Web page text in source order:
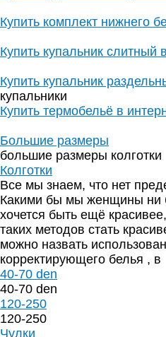
Купить комплект нижнего
Купить купальник слитный
Купить купальник
купальники
Купить термобельё в
Большие размеры
большие размеры колготки
Колготки
Все мы знаем, что нет
Какими бы мы женщины ни
хочется быть ещё
таких методов стать
можно назвать
корректирующего белья , в
40-70 den
40-70 den
120-250
120-250
Чулки